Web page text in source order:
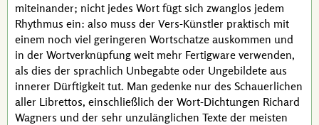
miteinander; nicht jedes Wort fügt sich zwanglos jedem
Rhythmus ein: also muss der Vers-Künstler praktisch mit
einem noch viel geringeren Wortschatze auskommen und
in der Wortverknüpfung weit mehr Fertigware verwenden,
als dies der sprachlich Unbegabte oder Ungebildete aus
innerer Dürftigkeit tut. Man gedenke nur des Schauerlichen
aller Librettos, einschließlich der Wort-Dichtungen Richard
Wagners und der sehr unzulänglichen Texte der meisten